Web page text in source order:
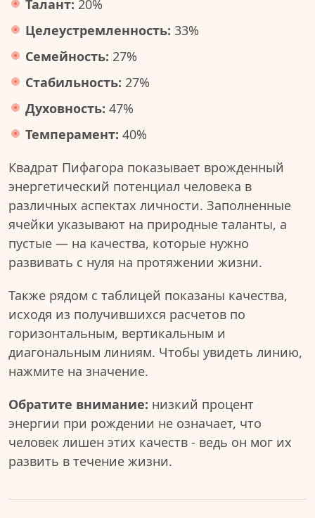
Талант: 20%
Целеустремленность: 33%
Семейность: 27%
Стабильность: 27%
Духовность: 47%
Темперамент: 40%
Квадрат Пифагора показывает врожденный
энергетический потенциал человека в
различных аспектах личности. Заполненные
ячейки указывают на природные таланты, а
пустые — на качества, которые нужно
развивать с нуля на протяжении жизни.
Также рядом с таблицей показаны качества,
исходя из получившихся расчетов по
горизонтальным, вертикальным и
диагональным линиям. Чтобы увидеть линию,
нажмите на значение.
Обратите внимание: низкий процент
энергии при рождении не означает, что
человек лишен этих качеств - ведь он мог их
развить в течение жизни.